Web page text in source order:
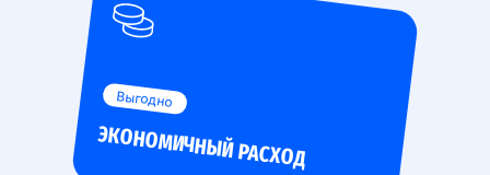
Выгодно
ЭКОНОМИЧНЫЙ РАСХОД